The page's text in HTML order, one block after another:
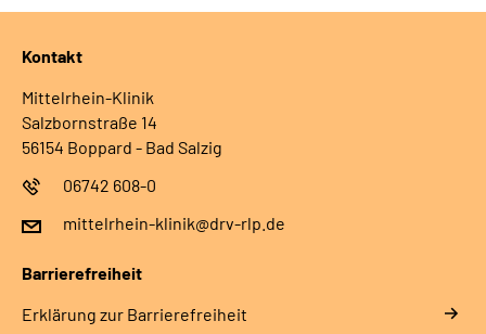
Kontakt
Mittelrhein-Klinik
Salzbornstraße 14
56154 Boppard - Bad Salzig
06742 608-0
mittelrhein-klinik@drv-rlp.de
Barrierefreiheit
Erklärung zur Barrierefreiheit